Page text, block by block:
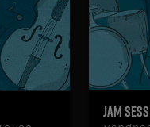
Jam